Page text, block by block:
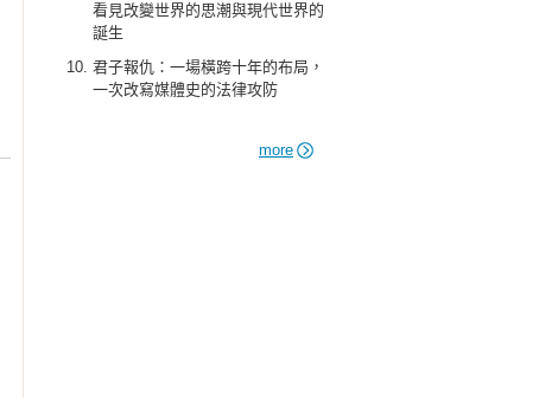
看見改變世界的思潮與現代世界的
誕生
君子報仇：一場橫跨十年的布局，
一次改寫媒體史的法律攻防
more